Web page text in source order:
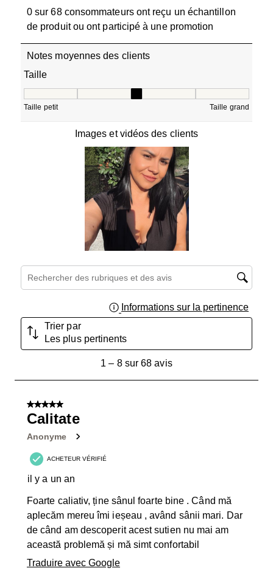
0 sur 68 consommateurs ont reçu un échantillon
de produit ou ont participé à une promotion
Notes moyennes des clients
Taille
Taille petit Taille grand
Images et vidéos des clients
Zone de recherche de sujet et d'avis
Informations sur la pertinence
Trier par
Les plus pertinents
sur
avis.
1 – 8 sur 68 avis
5 sur 5 étoiles.
Calitate
Anonyme
ACHETEUR VÉRIFIÉ
il y a un an
Foarte caliativ, ține sânul foarte bine . Când mă
aplecăm mereu îmi ieșeau , având sânii mari. Dar
de când am descoperit acest sutien nu mai am
această problemă și mă simt confortabil
Traduire avec Google